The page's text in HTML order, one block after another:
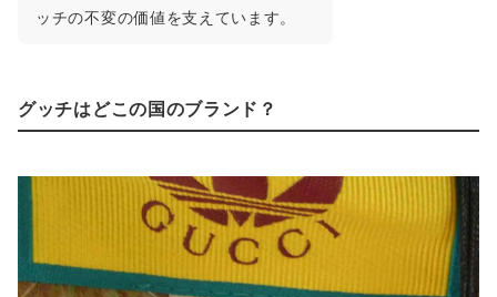
ッチの不変の価値を支えています。
グッチはどこの国のブランド？